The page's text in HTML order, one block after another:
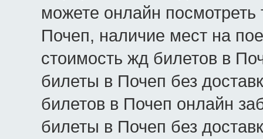
можете онлайн посмотреть
Почеп, наличие мест на
стоимость жд билетов в
билеты в Почеп без
билетов в Почеп онлайн
билеты в Почеп без